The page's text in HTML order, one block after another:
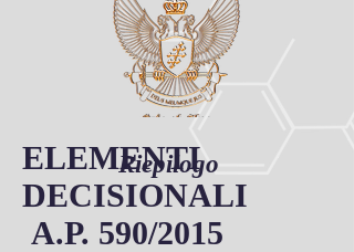
ELEMENTI
DECISIONALI
A.P. 590/2015
Riepilogo